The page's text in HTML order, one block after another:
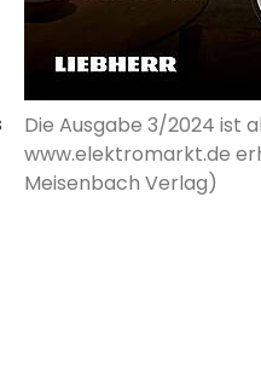
Die Ausgabe 3/2024 ist
www.elektromarkt.de
Meisenbach Verlag)